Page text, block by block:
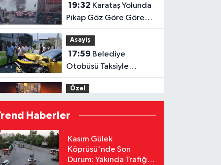
19:32
Pikap Göz Göre Göre
Yandı!
Asayiş
17:59
Otobüsü Taksiyle
Çarpıştı: Yaralılar
Hastaneye Kaldırıldı
Özel
17:52Menderes
Kutlu'dan Devlet
forması
Özel
16:53Hakemler Sezon
Haberler
Kasım Gülek
Köprüsü'nde Son
Durum: Yakında Trafiğe